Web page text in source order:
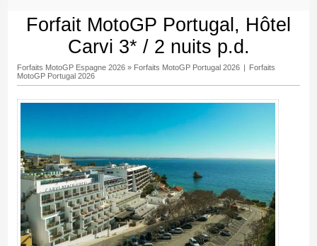
Forfait MotoGP Portugal, Hôtel
Carvi 3* / 2 nuits p.d.
Forfaits MotoGP Espagne 2026» Forfaits MotoGP Portugal 2026 | Forfaits
MotoGP Portugal 2026